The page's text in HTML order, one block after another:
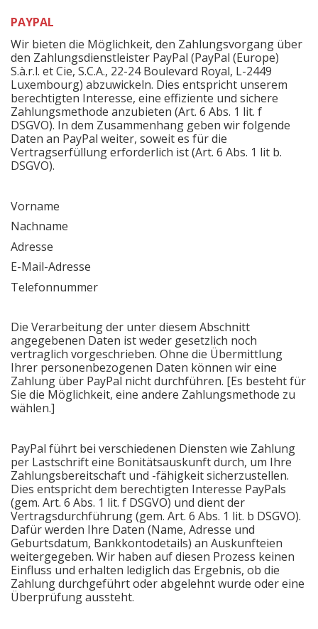
PAYPAL
Wir bieten die Möglichkeit, den Zahlungsvorgang über
den Zahlungsdienstleister PayPal (PayPal (Europe)
S.à.r.l. et Cie, S.C.A., 22-24 Boulevard Royal, L-2449
Luxembourg) abzuwickeln. Dies entspricht unserem
berechtigten Interesse, eine effiziente und sichere
Zahlungsmethode anzubieten (Art. 6 Abs. 1 lit. f
DSGVO). In dem Zusammenhang geben wir folgende
Daten an PayPal weiter, soweit es für die
Vertragserfüllung erforderlich ist (Art. 6 Abs. 1 lit b.
DSGVO).
Vorname
Nachname
Adresse
E-Mail-Adresse
Telefonnummer
Die Verarbeitung der unter diesem Abschnitt
angegebenen Daten ist weder gesetzlich noch
vertraglich vorgeschrieben. Ohne die Übermittlung
Ihrer personenbezogenen Daten können wir eine
Zahlung über PayPal nicht durchführen. [Es besteht für
Sie die Möglichkeit, eine andere Zahlungsmethode zu
wählen.]
PayPal führt bei verschiedenen Diensten wie Zahlung
per Lastschrift eine Bonitätsauskunft durch, um Ihre
Zahlungsbereitschaft und -fähigkeit sicherzustellen.
Dies entspricht dem berechtigten Interesse PayPals
(gem. Art. 6 Abs. 1 lit. f DSGVO) und dient der
Vertragsdurchführung (gem. Art. 6 Abs. 1 lit. b DSGVO).
Dafür werden Ihre Daten (Name, Adresse und
Geburtsdatum, Bankkontodetails) an Auskunfteien
weitergegeben. Wir haben auf diesen Prozess keinen
Einfluss und erhalten lediglich das Ergebnis, ob die
Zahlung durchgeführt oder abgelehnt wurde oder eine
Überprüfung aussteht.